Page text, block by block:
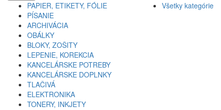
PAPIER, ETIKETY, FÓLIE
PÍSANIE
ARCHIVÁCIA
OBÁLKY
BLOKY, ZOŠITY
LEPENIE, KOREKCIA
KANCELÁRSKE POTREBY
KANCELÁRSKE DOPLNKY
TLAČIVÁ
ELEKTRONIKA
TONERY, INKJETY
Všetky kategórie